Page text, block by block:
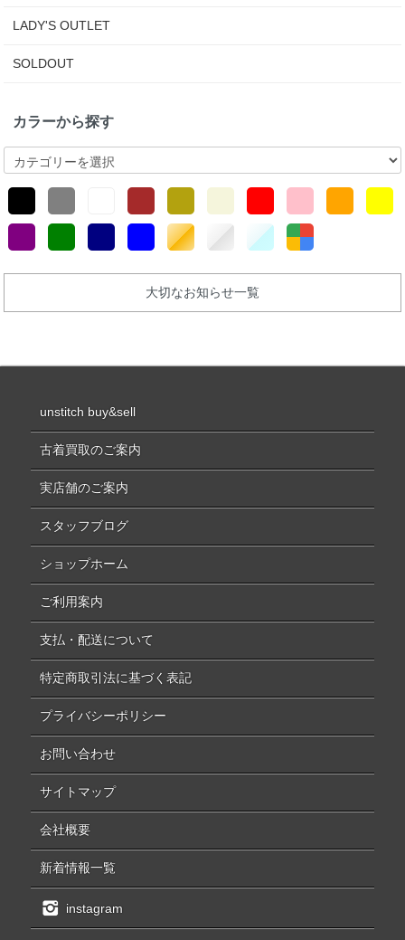
LADY'S OUTLET
SOLDOUT
カラーから探す
大切なお知らせ一覧
unstitch buy&sell
古着買取のご案内
実店舗のご案内
スタッフブログ
ショップホーム
ご利用案内
支払・配送について
特定商取引法に基づく表記
プライバシーポリシー
お問い合わせ
サイトマップ
会社概要
新着情報一覧
instagram